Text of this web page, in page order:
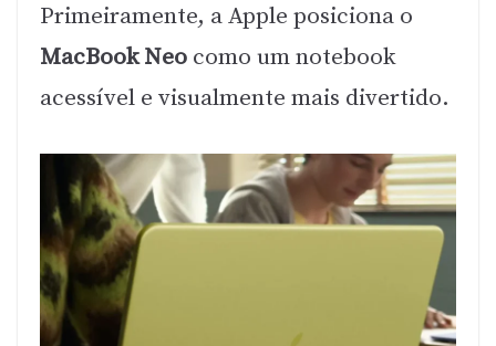
Primeiramente, a Apple posiciona o
MacBook Neo como um notebook
acessível e visualmente mais divertido.